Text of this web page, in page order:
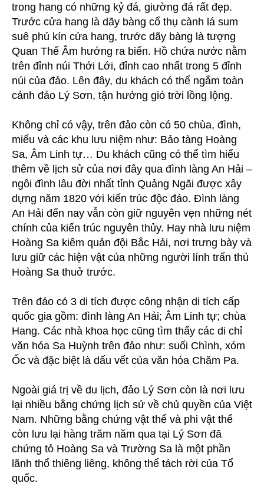
trong hang có những kỷ đá, giường đá rất đẹp.
Trước cửa hang là dãy bàng cổ thụ cành lá sum
suê phủ kín cửa hang, trước dãy bàng là tượng
Quan Thế Âm hướng ra biển. Hồ chứa nước nằm
trên đỉnh núi Thới Lới, đỉnh cao nhất trong 5 đỉnh
núi của đảo. Lên đây, du khách có thể ngắm toàn
cảnh đảo Lý Sơn, tận hưởng gió trời lồng lộng.
Không chỉ có vậy, trên đảo còn có 50 chùa, đình,
miếu và các khu lưu niệm như: Bảo tàng Hoàng
Sa, Âm Linh tự… Du khách cũng có thể tìm hiểu
thêm về lịch sử của nơi đây qua đình làng An Hải –
ngôi đình lâu đời nhất tỉnh Quảng Ngãi được xây
dựng năm 1820 với kiến trúc độc đáo. Đình làng
An Hải đến nay vẫn còn giữ nguyên vẹn những nét
chính của kiến trúc nguyên thủy. Hay nhà lưu niệm
Hoàng Sa kiêm quản đội Bắc Hải, nơi trưng bày và
lưu giữ các hiện vật của những người lính trấn thủ
Hoàng Sa thuở trước.
Trên đảo có 3 di tích được công nhận di tích cấp
quốc gia gồm: đình làng An Hải; Âm Linh tự; chùa
Hang. Các nhà khoa học cũng tìm thấy các di chỉ
văn hóa Sa Huỳnh trên đảo như: suối Chình, xóm
Ốc và đặc biệt là dấu vết của văn hóa Chăm Pa.
Ngoài giá trị về du lịch, đảo Lý Sơn còn là nơi lưu
lại nhiều bằng chứng lịch sử về chủ quyền của Việt
Nam. Những bằng chứng vật thể và phi vật thể
còn lưu lại hàng trăm năm qua tại Lý Sơn đã
chứng tỏ Hoàng Sa và Trường Sa là một phần
lãnh thổ thiêng liêng, không thể tách rời của Tổ
quốc.